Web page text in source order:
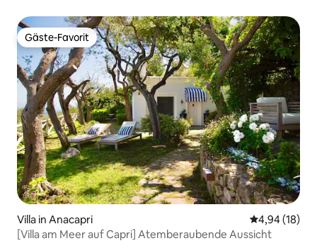
Gäste-Favorit
Gäste-Favorit
Villa in Anacapri
4,94 (18)
[Villa am Meer auf Capri] Atemberaubende Aussicht